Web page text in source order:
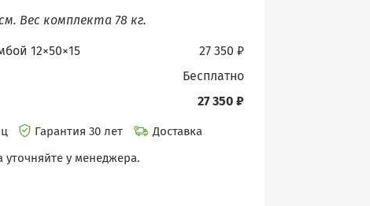
Вес комплекта 78 кг.
27 350 ₽
12×50×15
бесплатно
27 350 ₽
Гарантия 30 лет
Доставка
у менеджера.